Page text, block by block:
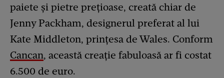
paiete și pietre prețioase, creată chiar de
Jenny Packham, designerul preferat al lui
Kate Middleton, prințesa de Wales. Conform
Cancan, această creație fabuloasă ar fi costat
6.500 de euro.